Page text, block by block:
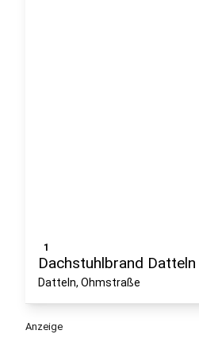
1
Dachstuhlbrand Datteln
Datteln, Ohmstraße
Anzeige